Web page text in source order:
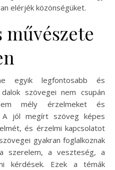
elérjék közönségüket.
művészete
egyik legfontosabb és
szövegei nem csupán
mély érzelmeket és
A jól megírt szöveg képes
és érzelmi kapcsolatot
gyakran foglalkoznak
szerelem, a veszteség, a
kérdések. Ezek a témák